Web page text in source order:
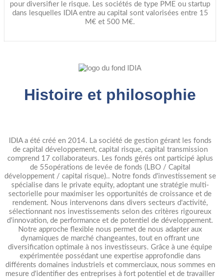
pour diversifier le risque. Les sociétés de type PME ou startup
dans lesquelles IDIA entre au capital sont valorisées entre 15
M€ et 500 M€.
Histoire et philosophie
IDIA a été créé en 2014. La société de gestion gérant les fonds
de capital développement, capital risque, capital transmission
comprend 17 collaborateurs. Les fonds gérés ont participé àplus
de 55opérations de levée de fonds (LBO / Capital
développement / capital risque).. Notre fonds d'investissement se
spécialise dans le private equity, adoptant une stratégie multi-
sectorielle pour maximiser les opportunités de croissance et de
rendement. Nous intervenons dans divers secteurs d'activité,
sélectionnant nos investissements selon des critères rigoureux
d'innovation, de performance et de potentiel de développement.
Notre approche flexible nous permet de nous adapter aux
dynamiques de marché changeantes, tout en offrant une
diversification optimale à nos investisseurs. Grâce à une équipe
expérimentée possédant une expertise approfondie dans
différents domaines industriels et commerciaux, nous sommes en
mesure d'identifier des entreprises à fort potentiel et de travailler